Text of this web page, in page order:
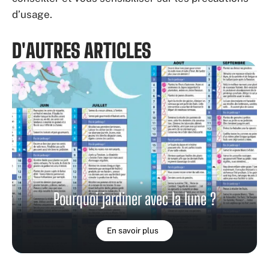
d’usage.
D'AUTRES ARTICLES
Pourquoi jardiner avec la lune ?
En savoir plus